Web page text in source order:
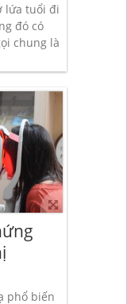
lứa tuổi đi
đó có
chung là
phổ biến